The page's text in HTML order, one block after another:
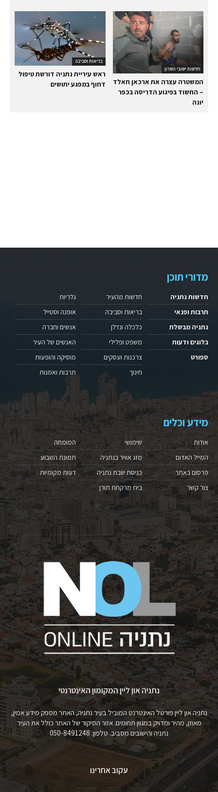
בריאות וסביבה
ראש עיריית נתניה דורשת טיפול
דחוף במפגע יתושים
חדשות ישובי השרון
המשטרה עצרה את ארכאן חאלד
– החשוד בפיגוע הדריסה בכפר
יונה
מדורי תוכן
חדשות נתניה
תרבות ופנאי
נתניה מבשלת
בלוגים ודעות
ספורט
חדשות מהעיר
בריאות וסביבה
כלכלה ונדלן
משפט ופלילי
צרכנות ועסקים
חינוך
גלריות
אופנה וסטייל
אנשים וחברה
האנשים של העיר
מוסיקה והופעות
תרבות ואמנות
מידע וכלים
אודות
המייל האדום
פרסום באתר
צור קשר
שימושי
מזג אוויר בנתניה
כניסת שבת נתניה
בית מרקחת תורן
המומחה
תמונת השבוע
דעות מקומיות
נתניה און ליין המקומון האינטרנטי
נתניה און ליין פורטל האינטרנט המוביל בעיר נתניה, האתר מספק מידע אמין,
מאוזן, מהיר ומדויק במגוון תחומים. אזור הסיקור של האתר כולל את העיר
נתניה והישובים מסביב. טלפון: 050-8491248
עקוב אחרינו